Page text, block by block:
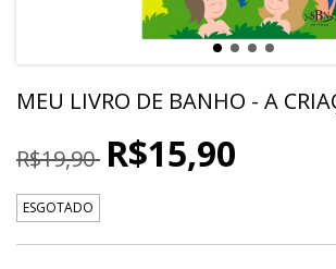
MEU LIVRO DE BANHO - A
R$19,90 R$15,90
ESGOTADO